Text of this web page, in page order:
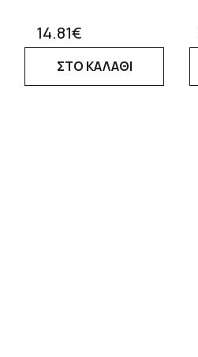
14.81€
ΣΤΟ ΚΑΛΑΘΙ